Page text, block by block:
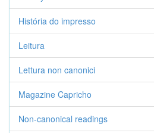
História do impresso
Leitura
Lettura non canonici
Magazine Capricho
Non-canonical readings